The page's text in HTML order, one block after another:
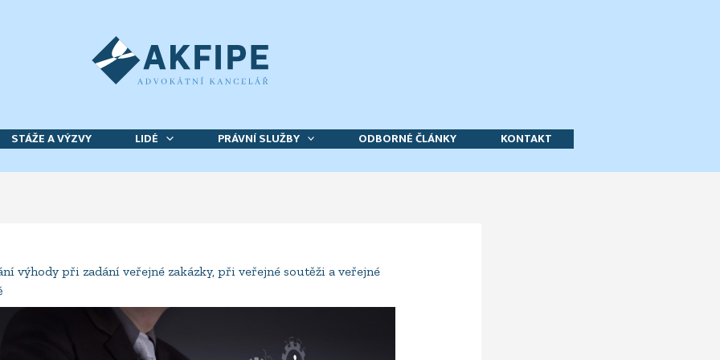
STÁŽE A VÝZVY LIDÉ PRÁVNÍ SLUŽBY ODBORNÉ ČLÁNKY KONTAKT
výhody při zadání veřejné zakázky, při veřejné soutěži a veřejné